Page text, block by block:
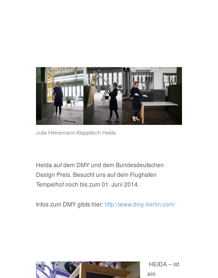
Julia Heinemann Klapptisch Heida
Heida auf dem DMY und dem Bundesdeutschen
Design Preis. Besucht uns auf dem Flughafen
Tempelhof noch bis zum 01. Juni 2014.
Infos zum DMY gibts hier:http://www.dmy-berlin.com/
HEIDA – ist
ein